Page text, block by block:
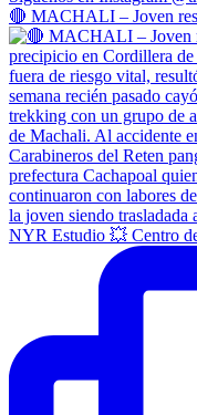
🔴 MACHALI – Joven
NYR Estudio 💥 Centro